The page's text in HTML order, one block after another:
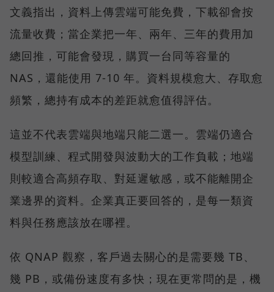
文義指出，資料上傳雲端可能免費，下載卻會按
流量收費；當企業把一年、兩年、三年的費用加
總回推，可能會發現，購買一台同等容量的
NAS，還能使用 7-10 年。資料規模愈大、存取愈
頻繁，總持有成本的差距就愈值得評估。
這並不代表雲端與地端只能二選一。雲端仍適合
模型訓練、程式開發與波動大的工作負載；地端
則較適合高頻存取、對延遲敏感，或不能離開企
業邊界的資料。企業真正要回答的，是每一類資
料與任務應該放在哪裡。
依 QNAP 觀察，客戶過去關心的是需要幾 TB、
幾 PB，或備份速度有多快；現在更常問的是，機